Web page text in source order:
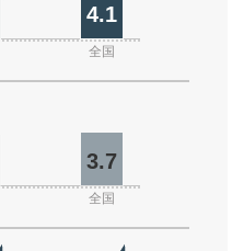
4.1
全国
3.7
全国